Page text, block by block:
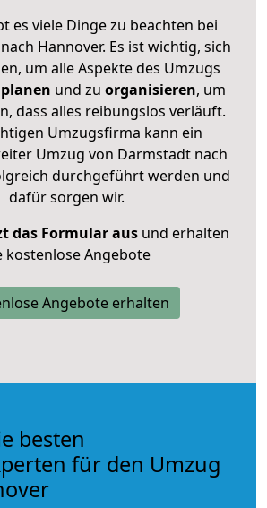
es viele Dinge zu beachten bei
Hannover. Es ist wichtig, sich
um alle Aspekte des Umzugs
planen und zu organisieren, um
dass alles reibungslos verläuft.
Umzugsfirma kann ein
Umzug von Darmstadt nach
durchgeführt werden und
dafür sorgen wir.
das Formular ausund erhalten
kostenlose Angebote
Angebote erhalten
besten
für den Umzug